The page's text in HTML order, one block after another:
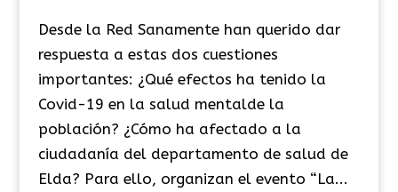
Desde la Red Sanamente han querido dar
respuesta a estas dos cuestiones
importantes: ¿Qué efectos ha tenido la
Covid-19 en la salud mentalde la
población? ¿Cómo ha afectado a la
ciudadanía del departamento de salud de
Elda? Para ello, organizan el evento “La...